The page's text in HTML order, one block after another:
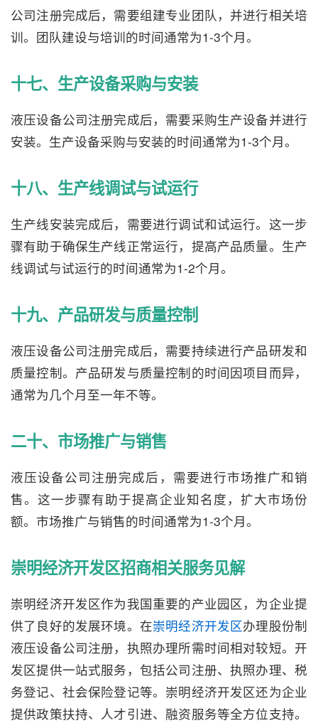
公司注册完成后，需要组建专业团队，并进行相关培
训。团队建设与培训的时间通常为1-3个月。
十七、生产设备采购与安装
液压设备公司注册完成后，需要采购生产设备并进行
安装。生产设备采购与安装的时间通常为1-3个月。
十八、生产线调试与试运行
生产线安装完成后，需要进行调试和试运行。这一步
骤有助于确保生产线正常运行，提高产品质量。生产
线调试与试运行的时间通常为1-2个月。
十九、产品研发与质量控制
液压设备公司注册完成后，需要持续进行产品研发和
质量控制。产品研发与质量控制的时间因项目而异，
通常为几个月至一年不等。
二十、市场推广与销售
液压设备公司注册完成后，需要进行市场推广和销
售。这一步骤有助于提高企业知名度，扩大市场份
额。市场推广与销售的时间通常为1-3个月。
崇明经济开发区招商相关服务见解
崇明经济开发区作为我国重要的产业园区，为企业提
供了良好的发展环境。在崇明经济开发区办理股份制
液压设备公司注册，执照办理所需时间相对较短。开
发区提供一站式服务，包括公司注册、执照办理、税
务登记、社会保险登记等。崇明经济开发区还为企业
提供政策扶持、人才引进、融资服务等全方位支持。